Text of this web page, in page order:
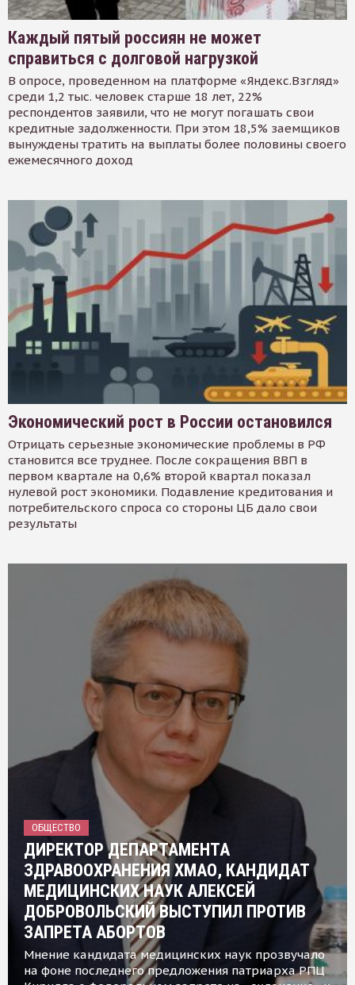
Каждый пятый россиян не может
справиться с долговой нагрузкой
В опросе, проведенном на платформе «Яндекс.Взгляд»
среди 1,2 тыс. человек старше 18 лет, 22%
респондентов заявили, что не могут погашать свои
кредитные задолженности. При этом 18,5% заемщиков
вынуждены тратить на выплаты более половины своего
ежемесячного доход
Экономический рост в России остановился
Отрицать серьезные экономические проблемы в РФ
становится все труднее. После сокращения ВВП в
первом квартале на 0,6% второй квартал показал
нулевой рост экономики. Подавление кредитования и
потребительского спроса со стороны ЦБ дало свои
результаты
ОБЩЕСТВО
ДИРЕКТОР ДЕПАРТАМЕНТА
ЗДРАВООХРАНЕНИЯ ХМАО, КАНДИДАТ
МЕДИЦИНСКИХ НАУК АЛЕКСЕЙ
ДОБРОВОЛЬСКИЙ ВЫСТУПИЛ ПРОТИВ
ЗАПРЕТА АБОРТОВ
Мнение кандидата медицинских наук прозвучало
на фоне последнего предложения патриарха РПЦ